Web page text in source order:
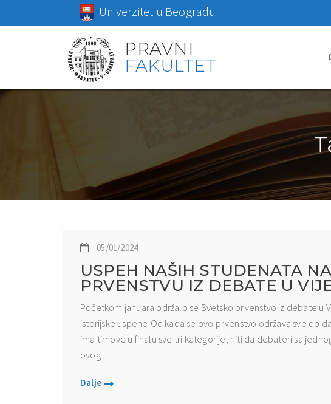
Univerzitet u Beogradu
PRAVNI
FAKULTET
05/01/2024
USPEH NAŠIH STUDENATA
PRVENSTVU IZ DEBATE U
Početkom januara održalo se Svetsko prvenstvo iz debate u
istorijske uspehe!Od kada se ovo prvenstvo održava sve do
ima timove u finalu sve tri kategorije, niti da debateri sa
ovog...
Dalje